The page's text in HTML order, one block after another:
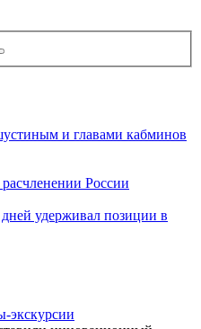
и главами кабминов
России
удерживал позиции в
экскурсии